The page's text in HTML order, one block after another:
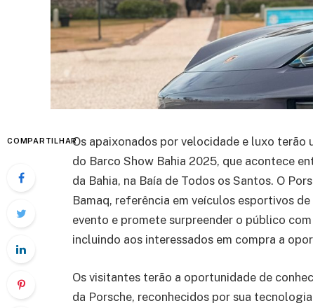
COMPARTILHAROs apaixonados por velocidade e luxo
do Barco Show Bahia 2025, que acontece
da Bahia, na Baía de Todos os Santos. O
Bamaq, referência em veículos esportivos
evento e promete surpreender o público
incluindo aos interessados em compra a
Os visitantes terão a oportunidade de
da Porsche, reconhecidos por sua